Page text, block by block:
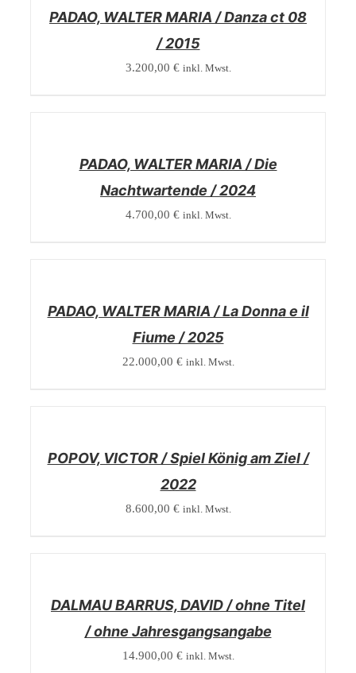
PADAO, WALTER MARIA / Danza ct 08
/ 2015
3.200,00 € inkl. Mwst.
PADAO, WALTER MARIA / Die
Nachtwartende / 2024
4.700,00 € inkl. Mwst.
PADAO, WALTER MARIA / La Donna e il
Fiume / 2025
22.000,00 € inkl. Mwst.
POPOV, VICTOR / Spiel König am Ziel /
2022
8.600,00 € inkl. Mwst.
DALMAU BARRUS, DAVID / ohne Titel
/ ohne Jahresgangsangabe
14.900,00 € inkl. Mwst.